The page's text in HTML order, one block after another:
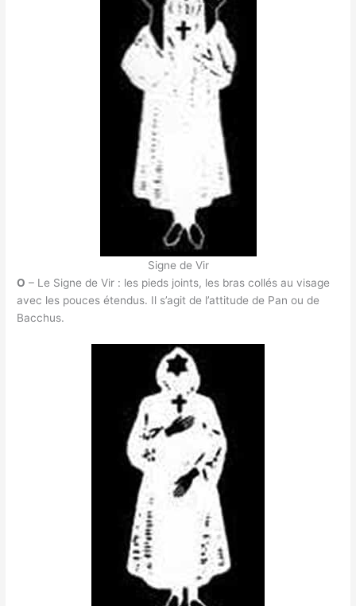
Signe de Vir
O – Le Signe de Vir : les pieds joints, les bras collés au visage
avec les pouces étendus. Il s’agit de l’attitude de Pan ou de
Bacchus.